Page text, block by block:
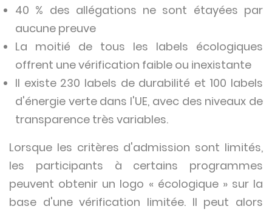
40 % des allégations ne sont étayées par
aucune preuve
La moitié de tous les labels écologiques
offrent une vérification faible ou inexistante
Il existe 230 labels de durabilité et 100 labels
d'énergie verte dans l'UE, avec des niveaux de
transparence très variables.
Lorsque les critères d'admission sont limités,
les participants à certains programmes
peuvent obtenir un logo « écologique » sur la
base d'une vérification limitée. Il peut alors